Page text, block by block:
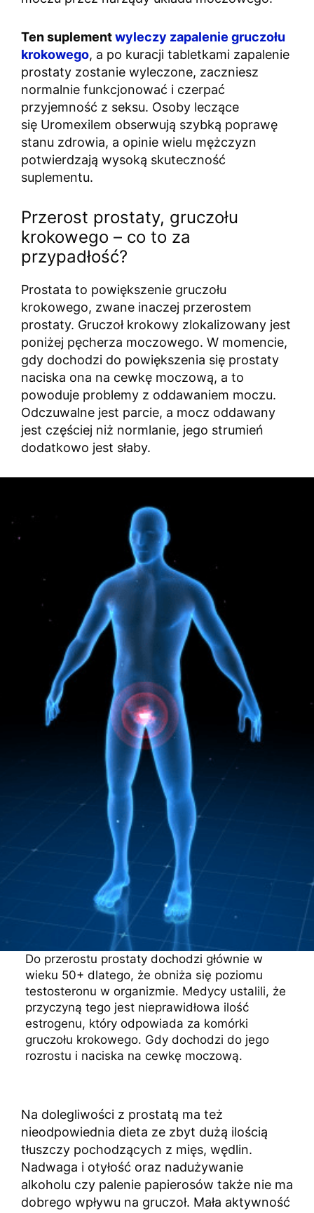
Ten suplementwyleczy zapalenie gruczołu
krokowego, a po kuracji tabletkami zapalenie
prostaty zostanie wyleczone, zaczniesz
normalnie funkcjonować i czerpać
przyjemność z seksu. Osoby leczące
się Uromexilem obserwują szybką poprawę
stanu zdrowia, a opinie wielu mężczyzn
potwierdzają wysoką skuteczność
suplementu.
Przerost prostaty, gruczołu
krokowego – co to za
przypadłość?
Prostata to powiększenie gruczołu
krokowego, zwane inaczej przerostem
prostaty. Gruczoł krokowy zlokalizowany jest
poniżej pęcherza moczowego. W momencie,
gdy dochodzi do powiększenia się prostaty
naciska ona na cewkę moczową, a to
powoduje problemy z oddawaniem moczu.
Odczuwalne jest parcie, a mocz oddawany
jest częściej niż normlanie, jego strumień
dodatkowo jest słaby.
Do przerostu prostaty dochodzi głównie w
wieku 50+ dlatego, że obniża się poziomu
testosteronu w organizmie. Medycy ustalili, że
przyczyną tego jest nieprawidłowa ilość
estrogenu, który odpowiada za komórki
gruczołu krokowego. Gdy dochodzi do jego
rozrostu i naciska na cewkę moczową.
Na dolegliwości z prostatą ma też
nieodpowiednia dieta ze zbyt dużą ilością
tłuszczy pochodzących z mięs, wędlin.
Nadwaga i otyłość oraz nadużywanie
alkoholu czy palenie papierosów także nie ma
dobrego wpływu na gruczoł. Mała aktywność